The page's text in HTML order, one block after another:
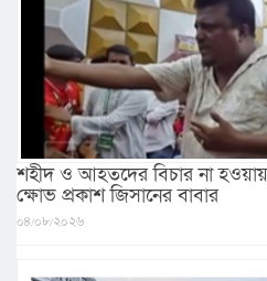
শহীদ ও আহতদের বিচার না
ক্ষোভ প্রকাশ জিসানের বাবার
০৪/০৮/২০২৬